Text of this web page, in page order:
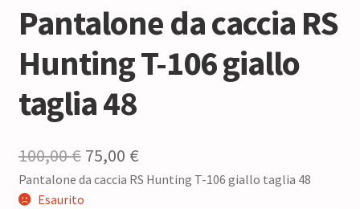
Pantalone da caccia RS
Hunting T-106 giallo
taglia 48
100,00€ Il
prezzo
75,00 €Il
prezzo
Pantalone da caccia RS Hunting T-106 giallo taglia 48
Esaurito